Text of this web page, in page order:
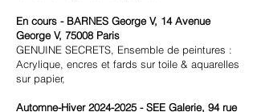
En cours - BARNES George V, 14 Avenue
George V, 75008 Paris
GENUINE SECRETS, Ensemble de peintures :
Acrylique, encres et fards sur toile & aquarelles
sur papier,
Automne-Hiver2024-2025 - SEE Galerie, 94 rue